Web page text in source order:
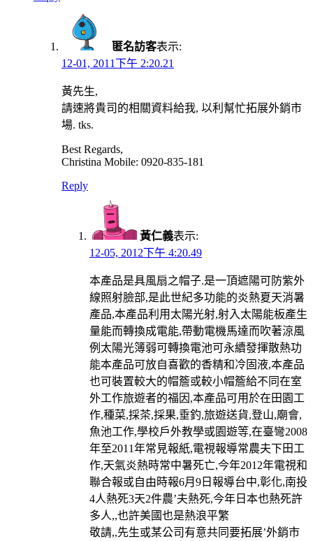
匿名訪客表示:
12-01, 2011下午 2:20.21
黃先生,
請速將貴司的相關資料給我, 以利幫忙拓展外銷市
場. tks.
Best Regards,
Christina Mobile: 0920-835-181
Reply
黃仁義表示:
12-05, 2012下午 4:20.49
本產品是具風扇之帽子.是一頂遮陽可防紫外
線照射臉部,是此世紀多功能的炎熱夏天消暑
產品,本產品利用太陽光射,射入太陽能板產生
量能而轉換成電能,帶動電機馬達而吹著涼風
例太陽光簿弱可轉換電池可永續發揮散熱功
能本產品可放自喜歡的香精和冷固液,本產品
也可裝置較大的帽簷或較小帽簷給不同在室
外工作旅遊者的福因,本產品可用於在田園工
作,種菜,採茶,採果,垂釣,旅遊送貨,登山,廟會,
魚池工作,學校戶外教學或園遊等,在臺彎2008
年至2011年常見報紙,電視報導常農夫下田工
作,天氣炎熱時常中暑死亡,今年2012年電視和
聯合報或自由時報6月9日報導台中,彰化,南投
4人熱死3天2件農’夫熱死,今年日本也熱死許
多人,,也許美國也是熱浪平繁
敬請,,先生或某公司有意共同要拓展’外銷市